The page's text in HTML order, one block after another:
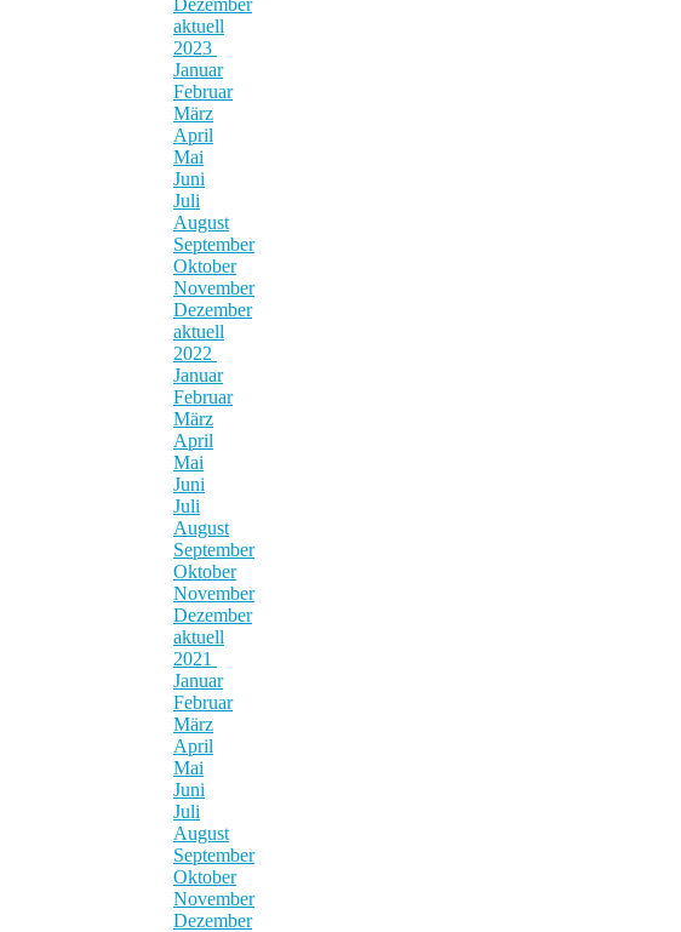
aktuell
2023
Januar
Februar
März
April
Mai
Juni
Juli
August
September
Oktober
November
Dezember
aktuell
2022
Januar
Februar
März
April
Mai
Juni
Juli
August
September
Oktober
November
Dezember
aktuell
2021
Januar
Februar
März
April
Mai
Juni
Juli
August
September
Oktober
November
Dezember